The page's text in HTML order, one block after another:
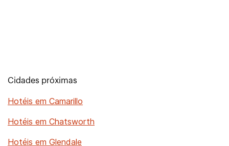
Cidades próximas
Hotéis em Camarillo
Hotéis em Chatsworth
Hotéis em Glendale